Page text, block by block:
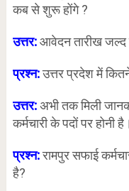
कब से शुरू होंगे ?
उत्तर: आवेदन तारीख जल्द
प्रश्न:उत्तर प्रदेश में कितने
उत्तर:अभी तक मिली
कर्मचारी के पदों पर होनी है।
प्रश्न:रामपुर सफाई
है?